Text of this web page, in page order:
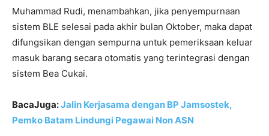
Muhammad Rudi, menambahkan, jika penyempurnaan
sistem BLE selesai pada akhir bulan Oktober, maka dapat
difungsikan dengan sempurna untuk pemeriksaan keluar
masuk barang secara otomatis yang terintegrasi dengan
sistem Bea Cukai.
BacaJuga:Jalin Kerjasama dengan BP Jamsostek,
Pemko Batam Lindungi Pegawai Non ASN